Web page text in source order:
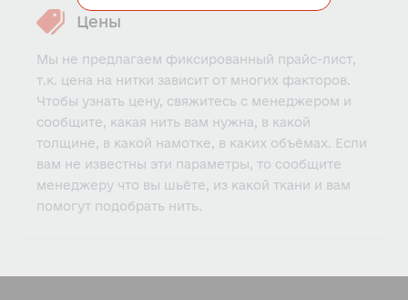
Цены
Мы не предлагаем фиксированный прайс-лист,
т.к. цена на нитки зависит от многих факторов.
Чтобы узнать цену, свяжитесь с менеджером и
сообщите, какая нить вам нужна, в какой
толщине, в какой намотке, в каких объёмах. Если
вам не известны эти параметры, то сообщите
менеджеру что вы шьёте, из какой ткани и вам
помогут подобрать нить.